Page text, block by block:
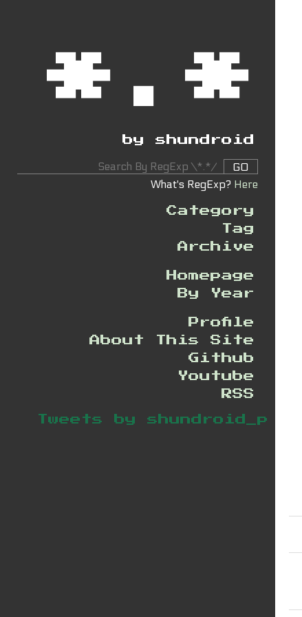
*.*
by shundroid
GO
What's RegExp? Here
Category
Tag
Archive
Homepage
By Year
Profile
About This Site
Github
Youtube
RSS
Tweets by shundroid_p